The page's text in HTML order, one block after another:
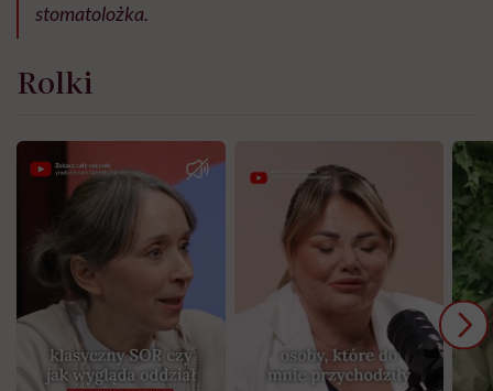
stomatolożka.
Rolki